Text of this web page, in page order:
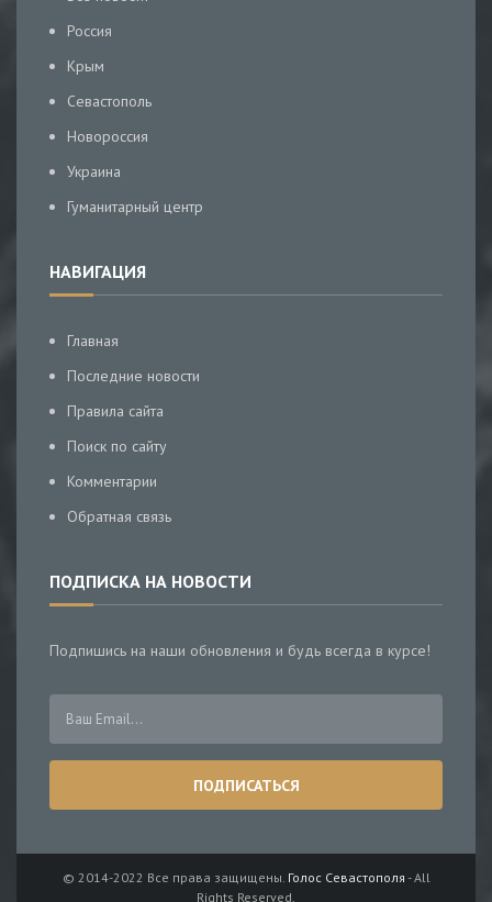
Россия
Крым
Севастополь
Новороссия
Украина
Гуманитарный центр
НАВИГАЦИЯ
Главная
Последние новости
Правила сайта
Поиск по сайту
Комментарии
Обратная связь
ПОДПИСКА НА НОВОСТИ
Подпишись на наши обновления и будь всегда в курсе!
© 2014-2022 Все права защищены. Голос Севастополя - All
Rights Reserved.